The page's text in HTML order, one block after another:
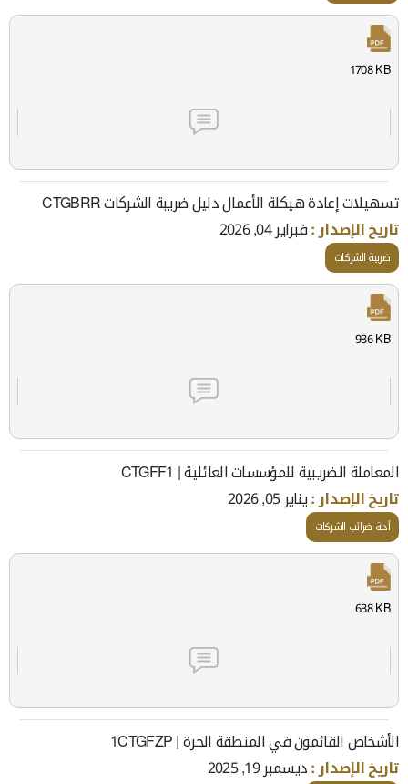
1708 KB
تسهيلات إعادة هيكلة الأعمال دليل ضريبة الشركات CTGBRR
تاريخ الإصدار :فبراير 04, 2026
ضريبة الشركات
936 KB
المعاملة الضریبیة للمؤسسات العائلیة | CTGFF1
تاريخ الإصدار :يناير 05, 2026
أدلة ضرائب الشركات
638 KB
الأشخاص القائمون في المنطقة الحرة | 1CTGFZP
تاريخ الإصدار :ديسمبر 19, 2025